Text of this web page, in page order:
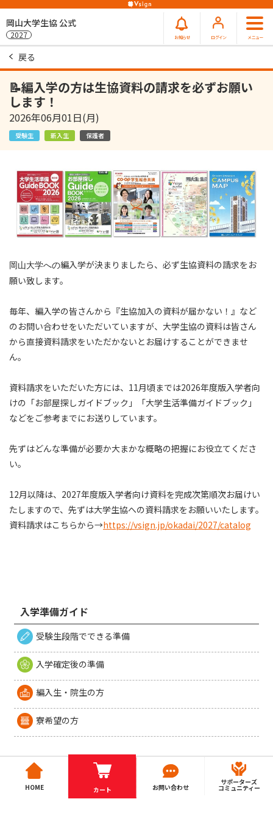
岡山大学生協 公式
2027 お知らせ ログイン メニュー
戻る
📝編入学の方は生協資料の請求を必ずお願い
します！
2026年06月01日(月)
受験生 新入生 保護者
岡山大学への編入学が決まりましたら、必ず生協資料の請求をお
願い致します。
毎年、編入学の皆さんから『生協加入の資料が届かない！』など
のお問い合わせをいただいていますが、大学生協の資料は皆さん
から直接資料請求をいただかないとお届けすることができませ
ん。
資料請求をいただいた方には、11月頃までは2026年度版入学者向
けの「お部屋探しガイドブック」「大学生活準備ガイドブック」
などをご参考までにお送りしています。
先ずはどんな準備が必要か大まかな概略の把握にお役立てくださ
い。
12月以降は、2027年度版入学者向け資料を完成次第順次お届けい
たしますので、先ずは大学生協への資料請求をお願いいたします。
資料請求はこちらから→https://vsign.jp/okadai/2027/catalog
入学準備ガイド
受験生段階でできる準備
入学確定後の準備
編入生・院生の方
寮希望の方
HOME カート お問い合わせ
サポーターズ
コミュニティー